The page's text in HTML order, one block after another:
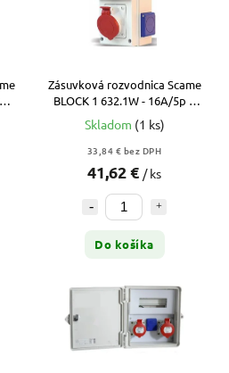
/
Zásuvková rozvodnica Scame
BLOCK 1 632.1W - 16A/5p +
2x230V / 4 DIN (bez istenia)
Skladom (1 ks)
33,84 € bez DPH
41,62 € / ks
Do košíka